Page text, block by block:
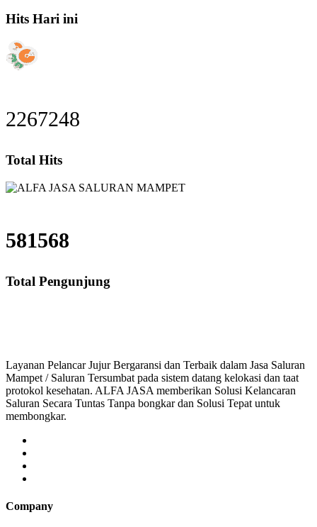
Hits Hari ini
2267248
Total Hits
581568
Total Pengunjung
Layanan Pelancar Jujur Bergaransi dan Terbaik dalam Jasa Saluran
Mampet / Saluran Tersumbat pada sistem datang kelokasi dan taat
protokol kesehatan. ALFA JASA memberikan Solusi Kelancaran
Saluran Secara Tuntas Tanpa bongkar dan Solusi Tepat untuk
membongkar.
Company